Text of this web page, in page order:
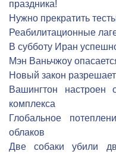
праздника!
Нужно прекратить
Реабилитационные
В субботу Иран
Мэн Ваньчжоу
Новый закон
Вашингтон настроен
комплекса
Глобальное
облаков
Две собаки убили